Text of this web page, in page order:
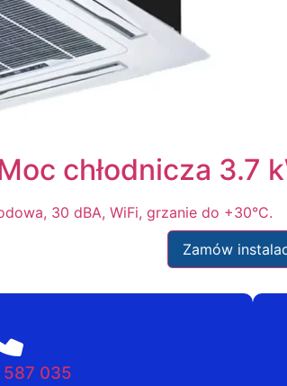
chłodnicza 3.7
30 dBA, WiFi, grzanie do +30°C.
Zamów
035